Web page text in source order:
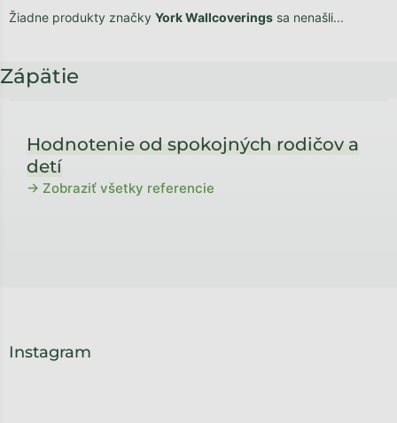
Žiadne produkty značky York Wallcoverings sa nenašli...
Zápätie
Hodnotenie od spokojných rodičov a
detí
→ Zobraziť všetky referencie
Instagram